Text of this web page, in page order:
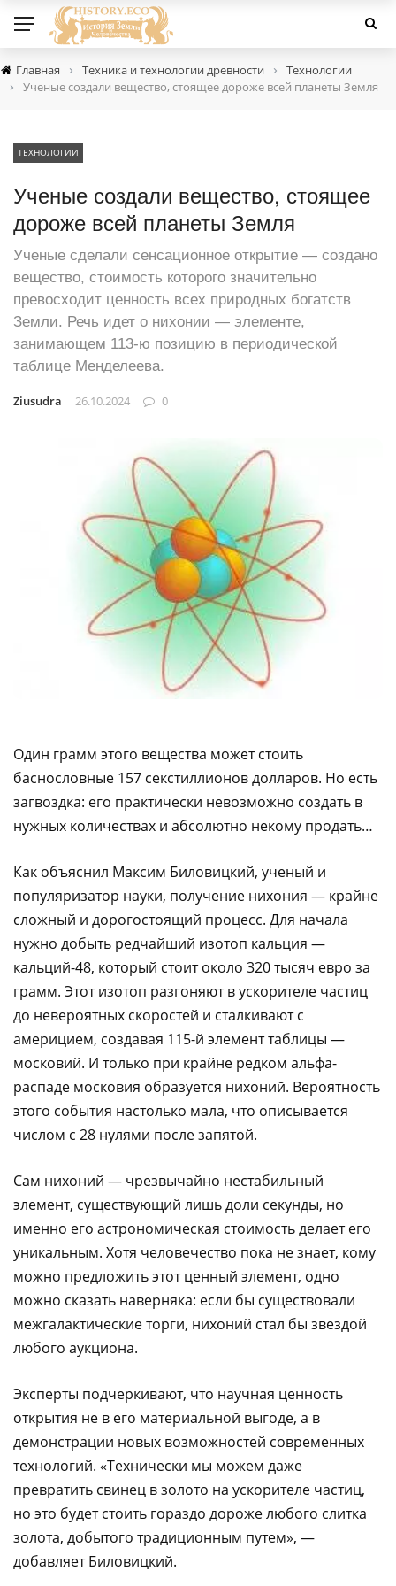
Главная › Техника и технологии древности › Технологии
› Ученые создали вещество, стоящее дороже всей планеты Земля
ТЕХНОЛОГИИ
Ученые создали вещество, стоящее
дороже всей планеты Земля
Ученые сделали сенсационное открытие — создано
вещество, стоимость которого значительно
превосходит ценность всех природных богатств
Земли. Речь идет о нихонии — элементе,
занимающем 113-ю позицию в периодической
таблице Менделеева.
Ziusudra 26.10.2024 0
Один грамм этого вещества может стоить
баснословные 157 секстиллионов долларов. Но есть
загвоздка: его практически невозможно создать в
нужных количествах и абсолютно некому продать…
Как объяснил Максим Биловицкий, ученый и
популяризатор науки, получение нихония — крайне
сложный и дорогостоящий процесс. Для начала
нужно добыть редчайший изотоп кальция —
кальций-48, который стоит около 320 тысяч евро за
грамм. Этот изотоп разгоняют в ускорителе частиц
до невероятных скоростей и сталкивают с
америцием, создавая 115-й элемент таблицы —
московий. И только при крайне редком альфа-
распаде московия образуется нихоний. Вероятность
этого события настолько мала, что описывается
числом с 28 нулями после запятой.
Сам нихоний — чрезвычайно нестабильный
элемент, существующий лишь доли секунды, но
именно его астрономическая стоимость делает его
уникальным. Хотя человечество пока не знает, кому
можно предложить этот ценный элемент, одно
можно сказать наверняка: если бы существовали
межгалактические торги, нихоний стал бы звездой
любого аукциона.
Эксперты подчеркивают, что научная ценность
открытия не в его материальной выгоде, а в
демонстрации новых возможностей современных
технологий. «Технически мы можем даже
превратить свинец в золото на ускорителе частиц,
но это будет стоить гораздо дороже любого слитка
золота, добытого традиционным путем», —
добавляет Биловицкий.